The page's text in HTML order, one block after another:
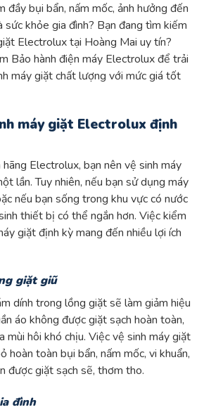
đầy bụi bẩn, nấm mốc, ảnh hưởng đến
khỏe gia đình? Bạn đang tìm kiếm
Electrolux tại Hoàng Mai uy tín?
Bảo hành điện máy Electrolux để trải
máy giặt chất lượng với mức giá tốt
máy giặt Electrolux định
Electrolux, bạn nên vệ sinh máy
lần. Tuy nhiên, nếu bạn sử dụng máy
nếu bạn sống trong khu vực có nước
thiết bị có thể ngắn hơn. Việc kiểm
giặt định kỳ mang đến nhiều lợi ích
giặt giũ
dính trong lồng giặt sẽ làm giảm hiệu
áo không được giặt sạch hoàn toàn,
mùi hôi khó chịu. Việc vệ sinh máy giặt
hoàn toàn bụi bẩn, nấm mốc, vi khuẩn,
được giặt sạch sẽ, thơm tho.
đình